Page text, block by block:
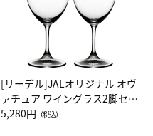
[リーデル]JALオリジナル オヴ
ァチュア ワイングラス2脚セッ
ト（レッドワイン）
5,280円 （税込）